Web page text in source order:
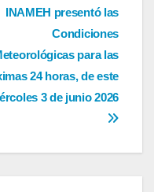
INAMEH presentó las
Condiciones
para las
24 horas, de este
3 de junio 2026